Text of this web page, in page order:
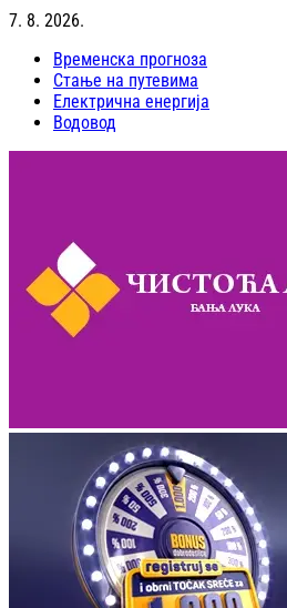
7. 8. 2026.
Временска прогноза
Стање на путевима
Електрична енергија
Водовод